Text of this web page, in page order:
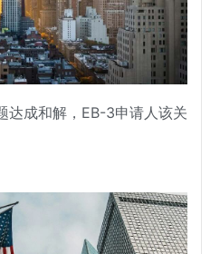
达成和解，EB-3申请人该关